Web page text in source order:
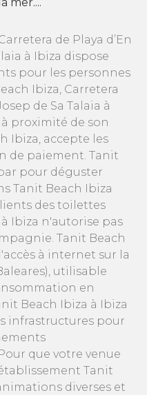
de Playa d’En
à Ibiza dispose
pour les personnes
Ibiza, Carretera
de Sa Talaia à
proximité de son
Ibiza, accepte les
de paiement. Tanit
pour déguster
Tanit Beach Ibiza
des toilettes
Ibiza n'autorise pas
Tanit Beach
à internet sur la
utilisable
en
Beach Ibiza à Ibiza
infrastructures pour
que votre venue
Tanit
diverses et